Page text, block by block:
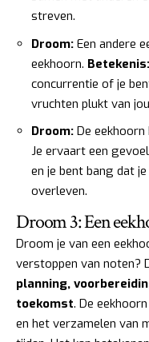
streven.
Droom: Een andere
eekhoorn. Betekenis:
concurrentie of je
vruchten plukt van
Droom: De eekhoorn
Je ervaart een
en je bent bang dat
overleven.
Droom 3: Een
Droom je van een
verstoppen van noten?
planning,
toekomst. De
en het verzamelen van